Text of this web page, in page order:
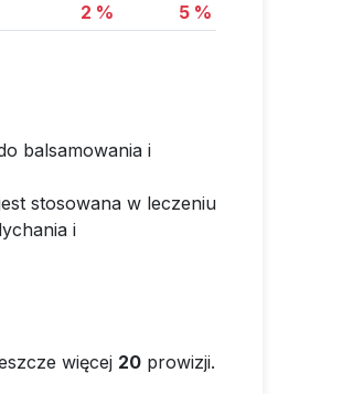
2 % 5 %
balsamowania i
stosowana w leczeniu
i
więcej 20 prowizji.